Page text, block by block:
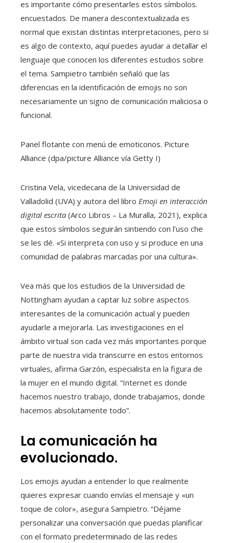
es importante cómo presentarles estos símbolos.
encuestados. De manera descontextualizada es
normal que existan distintas interpretaciones, pero si
es algo de contexto, aquí puedes ayudar a detallar el
lenguaje que conocen los diferentes estudios sobre
el tema. Sampietro también señaló que las
diferencias en la identificación de emojis no son
necesariamente un signo de comunicación maliciosa o
funcional.
Panel flotante con menú de emoticonos. Picture
Alliance (dpa/picture Alliance vía Getty I)
Cristina Vela, vicedecana de la Universidad de
Valladolid (UVA) y autora del libro Emoji en interacción
digital escrita (Arco Libros – La Muralla, 2021), explica
que estos símbolos seguirán sintiendo con l’uso che
se les dé. «Si interpreta con uso y si produce en una
comunidad de palabras marcadas por una cultura».
Vea más que los estudios de la Universidad de
Nottingham ayudan a captar luz sobre aspectos
interesantes de la comunicación actual y pueden
ayudarle a mejorarla. Las investigaciones en el
ámbito virtual son cada vez más importantes porque
parte de nuestra vida transcurre en estos entornos
virtuales, afirma Garzón, especialista en la figura de
la mujer en el mundo digital. “Internet es donde
hacemos nuestro trabajo, donde trabajamos, donde
hacemos absolutamente todo”.
La comunicación ha
evolucionado.
Los emojis ayudan a entender lo que realmente
quieres expresar cuando envías el mensaje y «un
toque de color», asegura Sampietro. “Déjame
personalizar una conversación que puedas planificar
con el formato predeterminado de las redes